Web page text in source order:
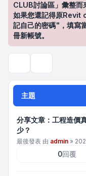
CLUB討論區」彙整而
如果您還記得原Revit
記自己的密碼"，填寫
冊新帳號。
主題
分享文章：工程造價
少？
最後發表 由 admin »
0回覆